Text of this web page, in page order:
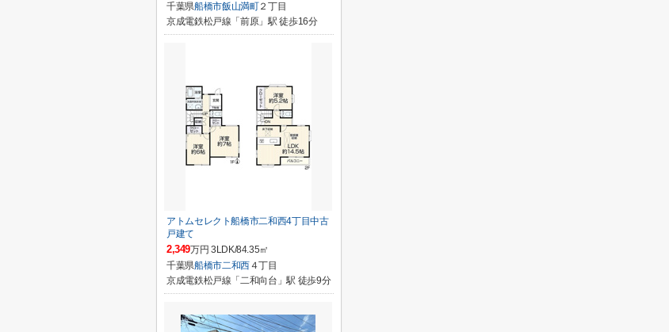
千葉県船橋市飯山満町２丁目
京成電鉄松戸線「前原」駅 徒歩16分
アトムセレクト船橋市二和西4丁目中古
戸建て
2,349万円 3LDK/84.35㎡
千葉県船橋市二和西４丁目
京成電鉄松戸線「二和向台」駅 徒歩9分